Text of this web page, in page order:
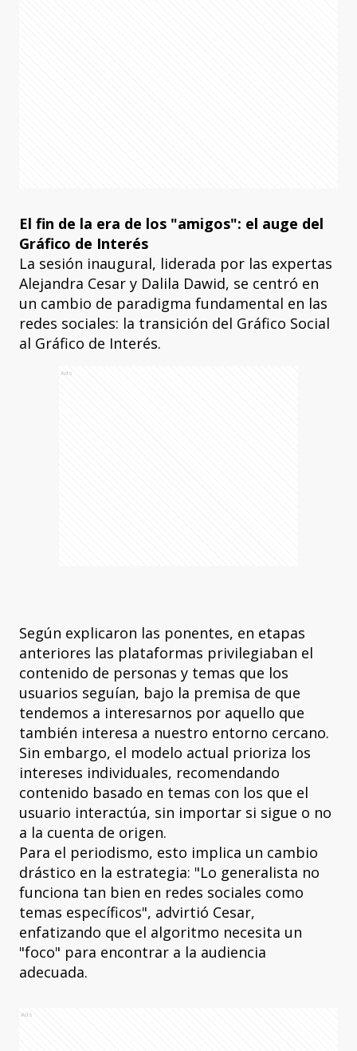
El fin de la era de los "amigos": el auge del
Gráfico de Interés
La sesión inaugural, liderada por las expertas
Alejandra Cesar y Dalila Dawid, se centró en
un cambio de paradigma fundamental en las
redes sociales: la transición del Gráfico Social
al Gráfico de Interés.
Ads
Según explicaron las ponentes, en etapas
anteriores las plataformas privilegiaban el
contenido de personas y temas que los
usuarios seguían, bajo la premisa de que
tendemos a interesarnos por aquello que
también interesa a nuestro entorno cercano.
Sin embargo, el modelo actual prioriza los
intereses individuales, recomendando
contenido basado en temas con los que el
usuario interactúa, sin importar si sigue o no
a la cuenta de origen.
Para el periodismo, esto implica un cambio
drástico en la estrategia: "Lo generalista no
funciona tan bien en redes sociales como
temas específicos", advirtió Cesar,
enfatizando que el algoritmo necesita un
"foco" para encontrar a la audiencia
adecuada.
Ads